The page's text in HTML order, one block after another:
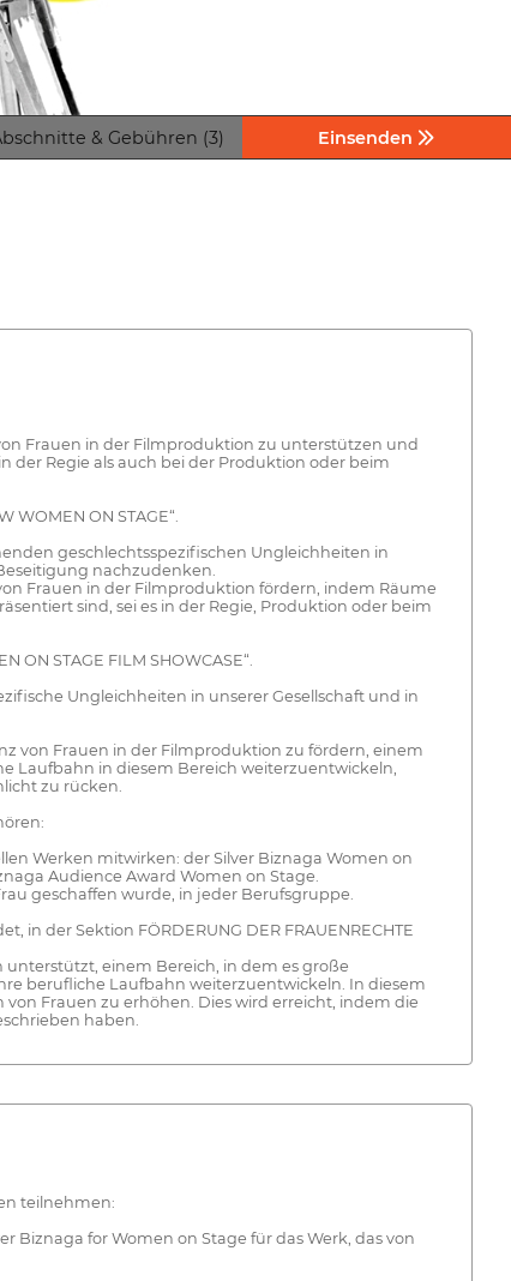
& Gebühren (3) Einsenden
Frauen in der Filmproduktion zu unterstützen und
der Regie als auch bei der Produktion oder beim
ON STAGE“.
geschlechtsspezifischen Ungleichheiten in
nachzudenken.
Frauen in der Filmproduktion fördern, indem Räume
sind, sei es in der Regie, Produktion oder beim
STAGE FILM SHOWCASE“.
Ungleichheiten in unserer Gesellschaft und in
von Frauen in der Filmproduktion zu fördern, einem
Laufbahn in diesem Bereich weiterzuentwickeln,
zu rücken.
Werken mitwirken: der Silver Biznaga Women on
Audience Award Women on Stage.
geschaffen wurde, in jeder Berufsgruppe.
in der Sektion FÖRDERUNG DER FRAUENRECHTE
unterstützt, einem Bereich, in dem es große
berufliche Laufbahn weiterzuentwickeln. In diesem
von Frauen zu erhöhen. Dies wird erreicht, indem die
haben.
teilnehmen:
Biznaga for Women on Stage für das Werk, das von